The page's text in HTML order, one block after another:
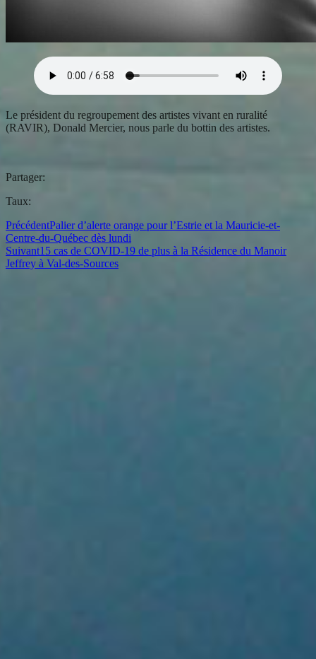
Le président du regroupement des artistes vivant en ruralité
(RAVIR), Donald Mercier, nous parle du bottin des artistes.
Partager:
Taux:
PrécédentPalier d’alerte orange pour l’Estrie et la Mauricie-et-
Centre-du-Québec dès lundi
Suivant15 cas de COVID-19 de plus à la Résidence du Manoir
Jeffrey à Val-des-Sources